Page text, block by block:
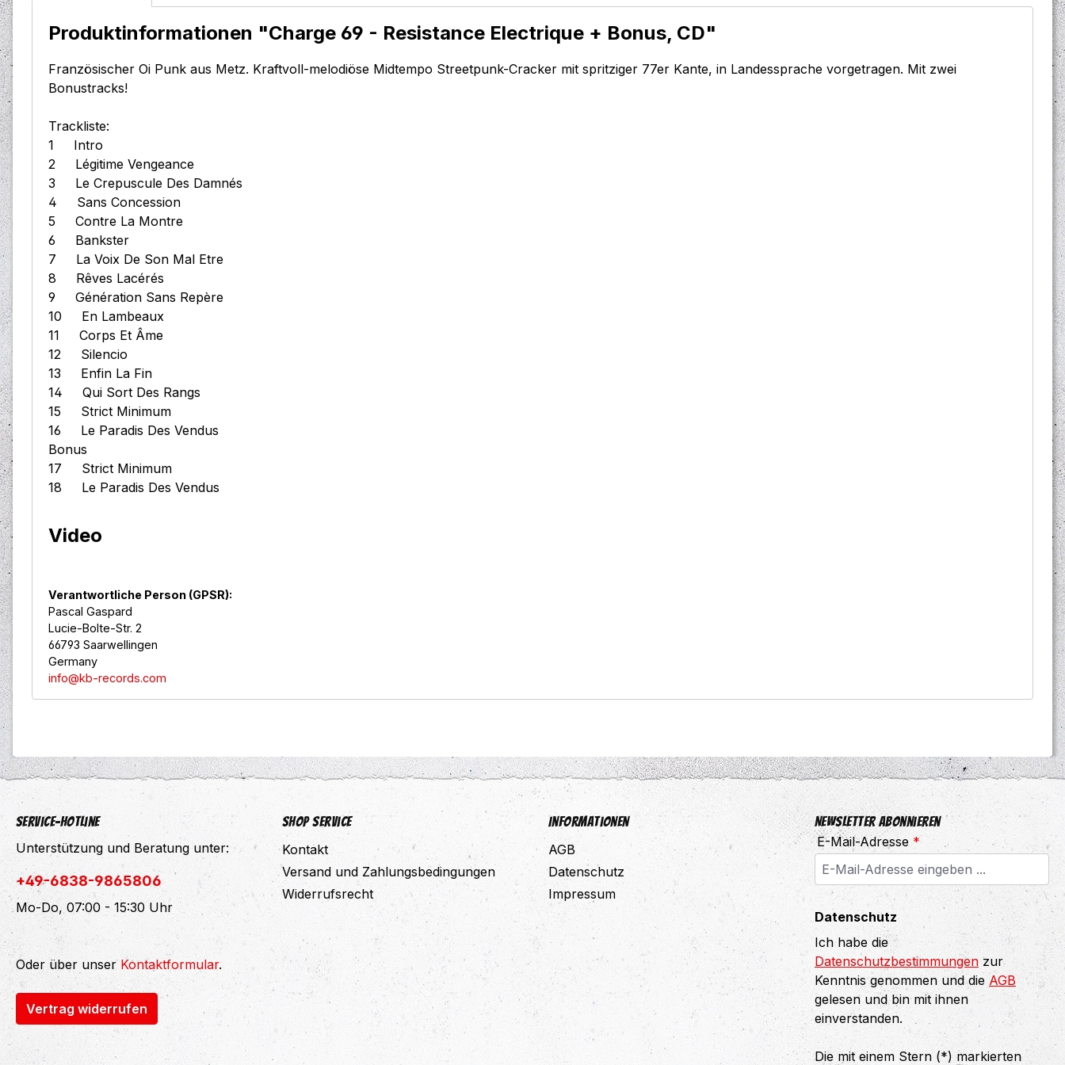
Produktinformationen "Charge 69 - Resistance Electrique + Bonus, CD"
Französischer Oi Punk aus Metz. Kraftvoll-melodiöse Midtempo Streetpunk-Cracker mit spritziger 77er Kante, in Landessprache vorgetragen. Mit zwei
Bonustracks!
Trackliste:
1 Intro
2 Légitime Vengeance
3 Le Crepuscule Des Damnés
4 Sans Concession
5 Contre La Montre
6 Bankster
7 La Voix De Son Mal Etre
8 Rêves Lacérés
9 Génération Sans Repère
10 En Lambeaux
11 Corps Et Âme
12 Silencio
13 Enfin La Fin
14 Qui Sort Des Rangs
15 Strict Minimum
16 Le Paradis Des Vendus
Bonus
17 Strict Minimum
18 Le Paradis Des Vendus
Video
Verantwortliche Person (GPSR):
Pascal Gaspard
Lucie-Bolte-Str. 2
66793 Saarwellingen
Germany
info@kb-records.com
Service-Hotline
Unterstützung und Beratung unter:
+49-6838-9865806
Mo-Do, 07:00 - 15:30 Uhr
Oder über unserKontaktformular.
Vertrag widerrufen
Shop Service
Kontakt
Versand und Zahlungsbedingungen
Widerrufsrecht
Informationen
AGB
Datenschutz
Impressum
Newsletter abonnieren
E-Mail-Adresse *
Datenschutz
Ich habe die
Datenschutzbestimmungen zur
Kenntnis genommen und die AGB
gelesen und bin mit ihnen
einverstanden.
Die mit einem Stern (*) markierten